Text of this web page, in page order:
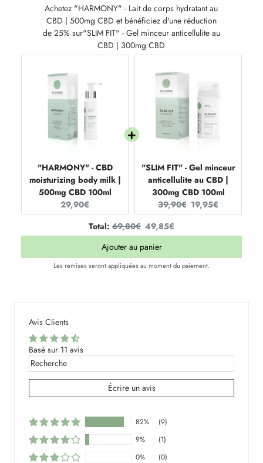
Achetez "HARMONY" - Lait de corps hydratant au
CBD | 500mg CBD et bénéficiez d'une réduction
de 25% sur"SLIM FIT" - Gel minceur anticellulite au
CBD | 300mg CBD
"HARMONY" - CBD
moisturizing body milk |
500mg CBD 100ml
Current
price:
29,90€
"SLIM FIT" - Gel minceur
anticellulite au CBD |
300mg CBD 100ml
Original
price:
39,90€ Current
price:
19,95€
Total:Original
price
69,80€ Discounted
price
49,85€
Ajouter au panier
Les remises seront appliquées au moment du paiement.
Avis Clients
Basé sur 11 avis
Écrire un avis
82%
(9)
9%
(1)
0%
(0)